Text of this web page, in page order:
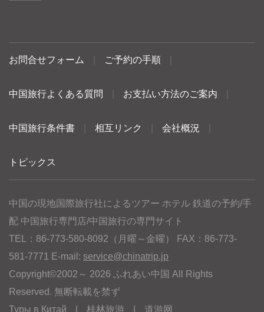
お問合せフォーム ご予約の手順
中国旅行よくある質問 お支払い方法のご案内
中国旅行条件書 相互リンク 会社概況
トピックス
中国の現地国際旅行社によるツアー ホテル 鉄道の予約/手
配 中国旅行専門店/中国旅行の専門サイト
TEL：86-773-580-8092（月曜～金曜） FAX：86-773-
581-7771 E-mail: service@chinatrip.jp
Copyright©2002～ 2026 ふれあい中国 All Rights
Reserved. 無断転載を禁ず
Туры в Китай
桂林旅游 道游网